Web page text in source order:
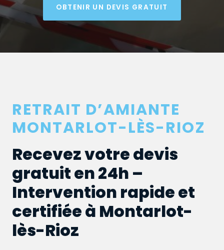
OBTENIR UN DEVIS GRATUIT
RETRAIT D’AMIANTE
MONTARLOT-LÈS-RIOZ
Recevez votre devis
gratuit en 24h –
Intervention rapide et
certifiée à Montarlot-
lès-Rioz